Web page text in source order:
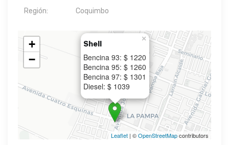
Región: Coquimbo
Shell
Bencina 93: $ 1220
Bencina 95: $ 1260
Bencina 97: $ 1301
Diesel: $ 1039
×
+
−
Leaflet | ©OpenStreetMapcontributors